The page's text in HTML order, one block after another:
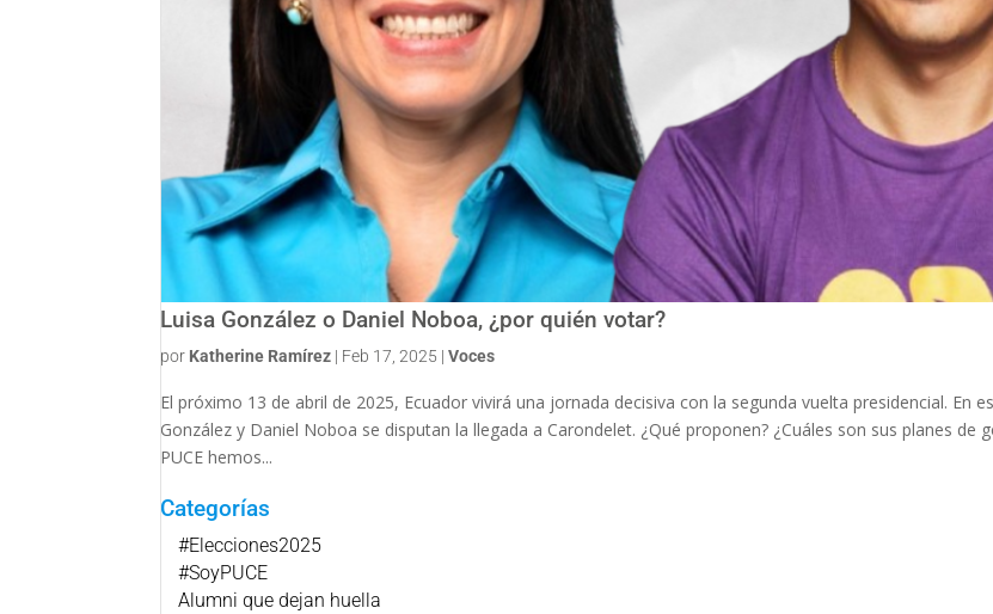
Luisa González o Daniel Noboa, ¿por quién votar?
por Katherine Ramírez | Feb 17, 2025 |Voces
El próximo 13 de abril de 2025, Ecuador vivirá una jornada decisiva con la segunda vuelta presidencial. En
González y Daniel Noboa se disputan la llegada a Carondelet. ¿Qué proponen? ¿Cuáles son sus planes de
PUCE hemos...
Categorías
#Elecciones2025
#SoyPUCE
Alumni que dejan huella